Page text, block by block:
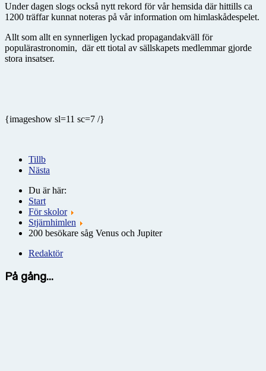
Under dagen slogs också nytt rekord för vår hemsida där hittills ca
1200 träffar kunnat noteras på vår information om himlaskådespelet.
Allt som allt en synnerligen lyckad propagandakväll för
populärastronomin, där ett tiotal av sällskapets medlemmar gjorde
stora insatser.
{imageshow sl=11 sc=7 /}
Tillb
Nästa
Du är här:
Start
För skolor
Stjärnhimlen
200 besökare såg Venus och Jupiter
Redaktör
På gång...